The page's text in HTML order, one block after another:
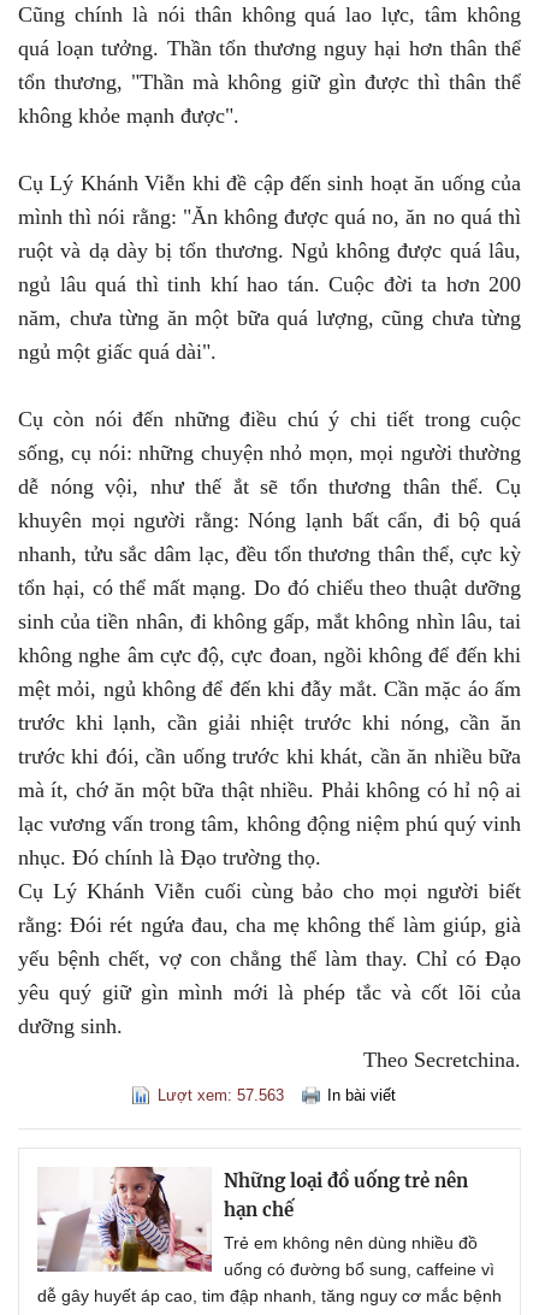
Cũng chính là nói thân không quá lao lực, tâm không
quá loạn tưởng. Thần tổn thương nguy hại hơn thân thể
tổn thương, "Thần mà không giữ gìn được thì thân thể
không khỏe mạnh được".
Cụ Lý Khánh Viễn khi đề cập đến sinh hoạt ăn uống của
mình thì nói rằng: "Ăn không được quá no, ăn no quá thì
ruột và dạ dày bị tổn thương. Ngủ không được quá lâu,
ngủ lâu quá thì tinh khí hao tán. Cuộc đời ta hơn 200
năm, chưa từng ăn một bữa quá lượng, cũng chưa từng
ngủ một giấc quá dài".
Cụ còn nói đến những điều chú ý chi tiết trong cuộc
sống, cụ nói: những chuyện nhỏ mọn, mọi người thường
dễ nóng vội, như thế ắt sẽ tổn thương thân thể. Cụ
khuyên mọi người rằng: Nóng lạnh bất cẩn, đi bộ quá
nhanh, tửu sắc dâm lạc, đều tổn thương thân thể, cực kỳ
tổn hại, có thể mất mạng. Do đó chiểu theo thuật dưỡng
sinh của tiền nhân, đi không gấp, mắt không nhìn lâu, tai
không nghe âm cực độ, cực đoan, ngồi không để đến khi
mệt mỏi, ngủ không để đến khi đẫy mắt. Cần mặc áo ấm
trước khi lạnh, cần giải nhiệt trước khi nóng, cần ăn
trước khi đói, cần uống trước khi khát, cần ăn nhiều bữa
mà ít, chớ ăn một bữa thật nhiều. Phải không có hỉ nộ ai
lạc vương vấn trong tâm, không động niệm phú quý vinh
nhục. Đó chính là Đạo trường thọ.
Cụ Lý Khánh Viễn cuối cùng bảo cho mọi người biết
rằng: Đói rét ngứa đau, cha mẹ không thể làm giúp, già
yếu bệnh chết, vợ con chẳng thể làm thay. Chỉ có Đạo
yêu quý giữ gìn mình mới là phép tắc và cốt lõi của
dưỡng sinh.
Theo Secretchina.
Lượt xem: 57.563 In bài viết
Những loại đồ uống trẻ nên
hạn chế
Trẻ em không nên dùng nhiều đồ
uống có đường bổ sung, caffeine vì
dễ gây huyết áp cao, tim đập nhanh, tăng nguy cơ mắc bệnh